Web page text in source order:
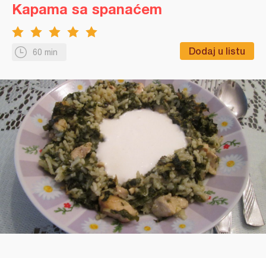
60 min Dodaj u listu
Kapama sa spanaćem